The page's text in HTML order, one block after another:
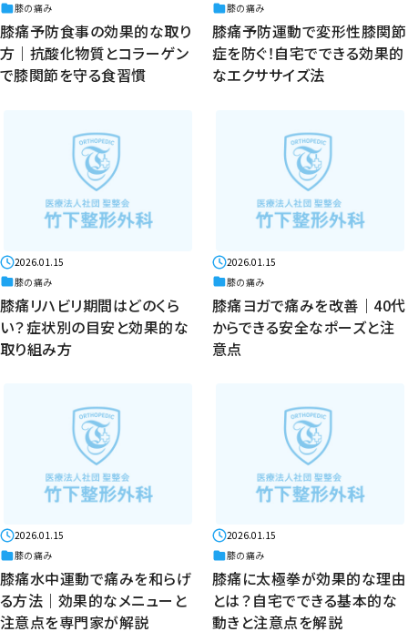
膝の痛み
膝痛予防食事の効果的な取り
方｜抗酸化物質とコラーゲン
で膝関節を守る食習慣
膝の痛み
膝痛予防運動で変形性膝関節
症を防ぐ！自宅でできる効果的
なエクササイズ法
2026.01.15
膝の痛み
膝痛リハビリ期間はどのくら
い？症状別の目安と効果的な
取り組み方
2026.01.15
膝の痛み
膝痛ヨガで痛みを改善｜40代
からできる安全なポーズと注
意点
2026.01.15
膝の痛み
膝痛水中運動で痛みを和らげ
る方法｜効果的なメニューと
注意点を専門家が解説
2026.01.15
膝の痛み
膝痛に太極拳が効果的な理由
とは？自宅でできる基本的な
動きと注意点を解説